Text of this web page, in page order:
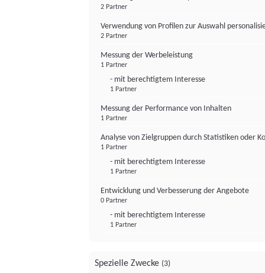
2 Partner
Verwendung von Profilen zur Auswahl
2 Partner
Messung der Werbeleistung
1 Partner
- mit berechtigtem Interesse
1 Partner
Messung der Performance von Inhalten
1 Partner
Analyse von Zielgruppen durch Statistiken oder
1 Partner
- mit berechtigtem Interesse
1 Partner
Entwicklung und Verbesserung der Angebote
0 Partner
- mit berechtigtem Interesse
1 Partner
Spezielle Zwecke (3)